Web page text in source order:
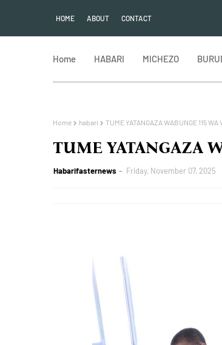
HOME ABOUT CONTACT
Home HABARI MICHEZO
Home habari TUME YATANGAZA WABUNGE 115 WA
TUME YATANGAZA
Habarifasternews Friday, November 07, 2025